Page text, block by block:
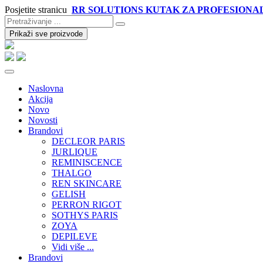
Posjetite stranicu RR SOLUTIONS KUTAK ZA
Prikaži sve proizvode
Naslovna
Akcija
Novo
Novosti
Brandovi
DECLEOR PARIS
JURLIQUE
REMINISCENCE
THALGO
REN SKINCARE
GELISH
PERRON RIGOT
SOTHYS PARIS
ZOYA
DEPILEVE
Vidi više ...
Brandovi